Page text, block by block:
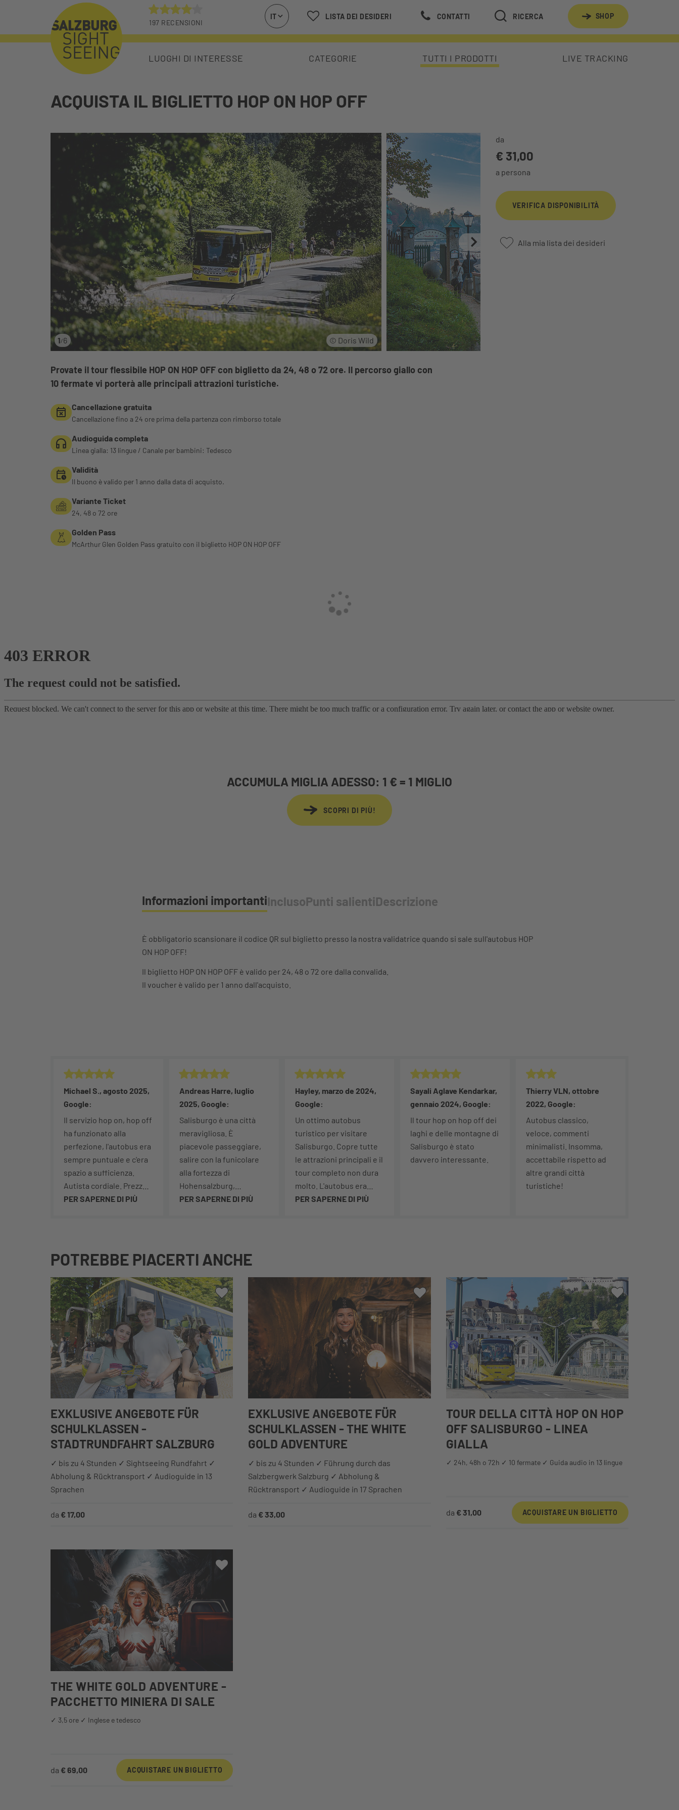
197 RECENSIONI
IT LISTA DEI DESIDERI CONTATTI RICERCA SHOP
LUOGHI DI INTERESSE CATEGORIE TUTTI I PRODOTTI LIVE TRACKING
ACQUISTA IL BIGLIETTO HOP ON HOP OFF
© Doris Wild
1/6
da
€ 31,00
a persona
VERIFICA DISPONIBILITÀ
Alla mia lista dei desideri
Provate il tour flessibile HOP ON HOP OFF con biglietto da 24, 48 o 72 ore. Il percorso giallo con
10 fermate vi porterà alle principali attrazioni turistiche.
Cancellazione gratuita
Cancellazione fino a 24 ore prima della partenza con rimborso totale
Audioguida completa
Linea gialla: 13 lingue / Canale per bambini: Tedesco
Validità
Il buono è valido per 1 anno dalla data di acquisto.
Variante Ticket
24, 48 o 72 ore
Golden Pass
McArthur Glen Golden Pass gratuito con il biglietto HOP ON HOP OFF
ACCUMULA MIGLIA ADESSO: 1 € = 1 MIGLIO
SCOPRI DI PIÙ!
Informazioni importantiInclusoPunti salientiDescrizione
È obbligatorio scansionare il codice QR sul biglietto presso la nostra validatrice quando si sale sull'autobus HOP
ON HOP OFF!
Il biglietto HOP ON HOP OFF è valido per 24, 48 o 72 ore dalla convalida.
Il voucher è valido per 1 anno dall'acquisto.
Valutazione: 5/5.
Michael S., agosto 2025,
Google:
Il servizio hop on, hop off
ha funzionato alla
perfezione, l'autobus era
sempre puntuale e c'era
spazio a sufficienza.
Autista cordiale. Prezzo
ok.
PER SAPERNE DI PIÙ
Valutazione: 5/5.
Andreas Harre, luglio
2025, Google:
Salisburgo è una città
meravigliosa. È
piacevole passeggiare,
salire con la funicolare
alla fortezza di
Hohensalzburg,
soffermarsi lassù,
fare shopping. Anche un
picnic sulle rive del
Salzach è un'ottima idea.
PER SAPERNE DI PIÙ
Valutazione: 5/5.
Hayley, marzo de 2024,
Google:
Un ottimo autobus
turistico per visitare
Salisburgo. Copre tutte
le attrazioni principali e il
tour completo non dura
molto. L'autobus era
molto pulito. Rifarei
PER SAPERNE DI PIÙ
Valutazione: 5/5.
Sayali Aglave Kendarkar,
gennaio 2024, Google:
Il tour hop on hop off dei
laghi e delle montagne di
Salisburgo è stato
davvero interessante.
Valutazione: 3/5.
Thierry VLN, ottobre
2022, Google:
Autobus classico,
veloce, commenti
minimalisti. Insomma,
accettabile rispetto ad
altre grandi città
turistiche!
POTREBBE PIACERTI ANCHE
EXKLUSIVE ANGEBOTE FÜR
SCHULKLASSEN -
STADTRUNDFAHRT SALZBURG
✓ bis zu 4 Stunden ✓ Sightseeing Rundfahrt ✓
Abholung & Rücktransport ✓ Audioguide in 13
Sprachen
da € 17,00
Alla mia lista dei desideri
EXKLUSIVE ANGEBOTE FÜR
SCHULKLASSEN - THE WHITE
GOLD ADVENTURE
✓ bis zu 4 Stunden ✓ Führung durch das
Salzbergwerk Salzburg ✓ Abholung &
Rücktransport ✓ Audioguide in 17 Sprachen
da € 33,00
Alla mia lista dei desideri
TOUR DELLA CITTÀ HOP ON HOP
OFF SALISBURGO - LINEA
GIALLA
✓ 24h, 48h o 72h ✓ 10 fermate ✓ Guida audio in 13 lingue
da € 31,00 ACQUISTARE UN BIGLIETTO
Alla mia lista
THE WHITE GOLD ADVENTURE -
PACCHETTO MINIERA DI SALE
✓ 3,5 ore ✓ Inglese e tedesco
da € 69,00 ACQUISTARE UN BIGLIETTO